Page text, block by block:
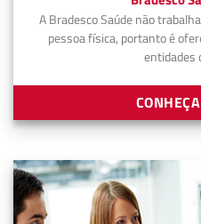
A Bradesco Saúde não
pessoa física, portanto é
entidades